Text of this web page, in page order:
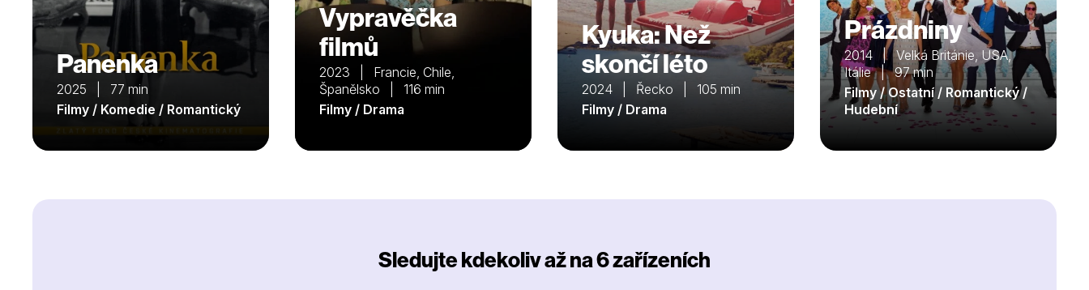
Panenka
2025 | 77 min
Filmy / Komedie / Romantický
Vypravěčka
filmů
2023 | Francie, Chile,
Španělsko | 116 min
Filmy / Drama
Kyuka: Než
skončí léto
2024 | Řecko | 105 min
Filmy / Drama
Prázdniny
2014 | Velká Británie, USA,
Itálie | 97 min
Filmy / Ostatní / Romantický /
Hudební
Sledujte kdekoliv až na 6 zařízeních